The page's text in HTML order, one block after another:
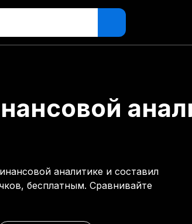
аналитике и составил
бесплатным. Сравнивайте